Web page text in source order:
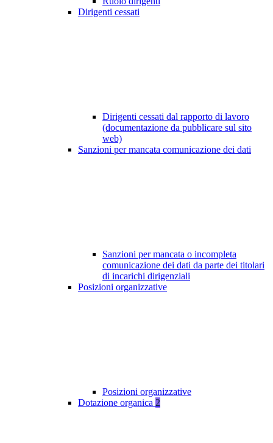
Dirigenti cessati
Dirigenti cessati dal rapporto di lavoro
(documentazione da pubblicare sul sito
web)
Sanzioni per mancata comunicazione dei dati
Sanzioni per mancata o incompleta
comunicazione dei dati da parte dei titolari
di incarichi dirigenziali
Posizioni organizzative
Posizioni organizzative
Dotazione organica 2